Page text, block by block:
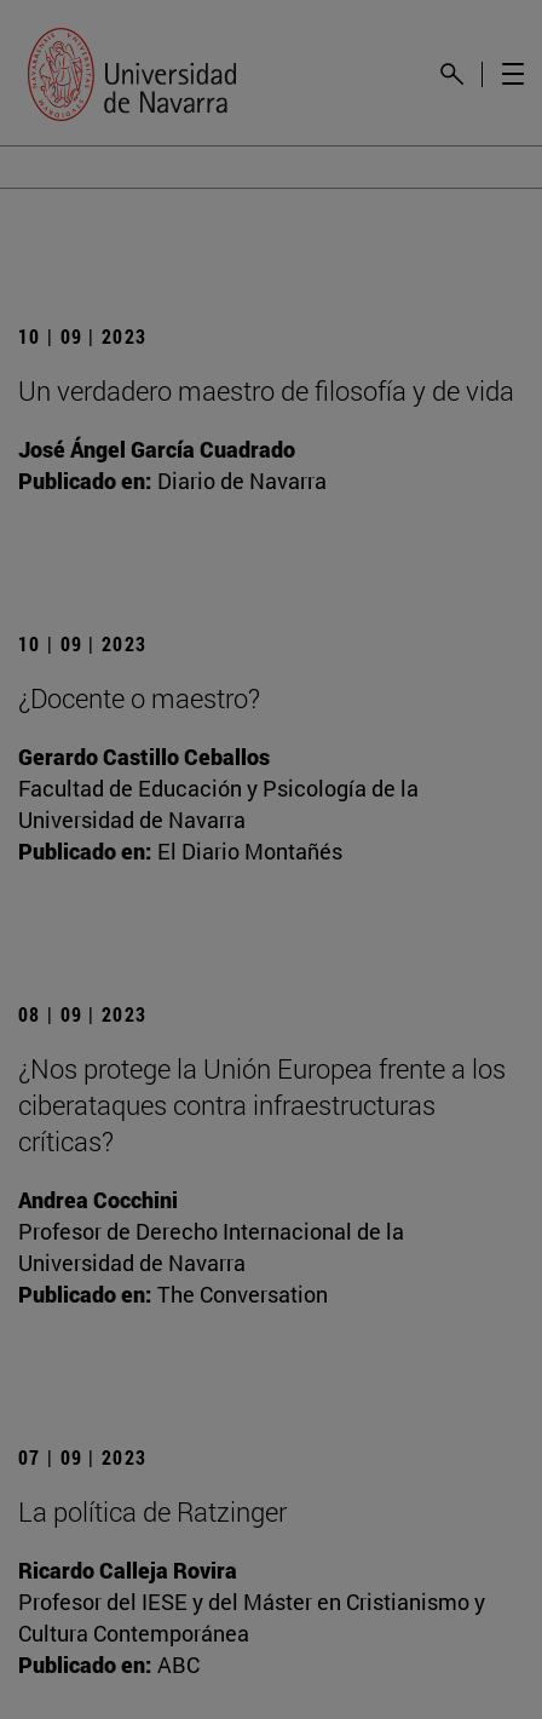
10 | 09 | 2023
Un verdadero maestro de filosofía y de vida
José Ángel García Cuadrado
Publicado en: Diario de Navarra
10 | 09 | 2023
¿Docente o maestro?
Gerardo Castillo Ceballos
Facultad de Educación y Psicología de la
Universidad de Navarra
Publicado en: El Diario Montañés
08 | 09 | 2023
¿Nos protege la Unión Europea frente a los
ciberataques contra infraestructuras
críticas?
Andrea Cocchini
Profesor de Derecho Internacional de la
Universidad de Navarra
Publicado en: The Conversation
07 | 09 | 2023
La política de Ratzinger
Ricardo Calleja Rovira
Profesor del IESE y del Máster en Cristianismo y
Cultura Contemporánea
Publicado en: ABC